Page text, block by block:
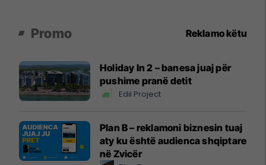
Promo Reklamo këtu
Holiday In 2 – banesa juaj për
pushime pranë detit
Edil Project
Plan B – reklamoni biznesin tuaj
aty ku është audienca shqiptare
në Zvicër